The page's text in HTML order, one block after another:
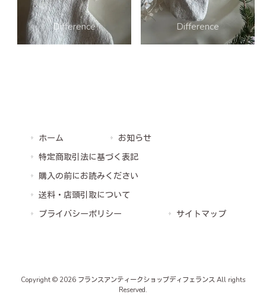
ホーム
お知らせ
特定商取引法に基づく表記
購入の前にお読みください
送料・店頭引取について
プライバシーポリシー
サイトマップ
Copyright © 2026 フランスアンティークショップディフェランス All rights
Reserved.